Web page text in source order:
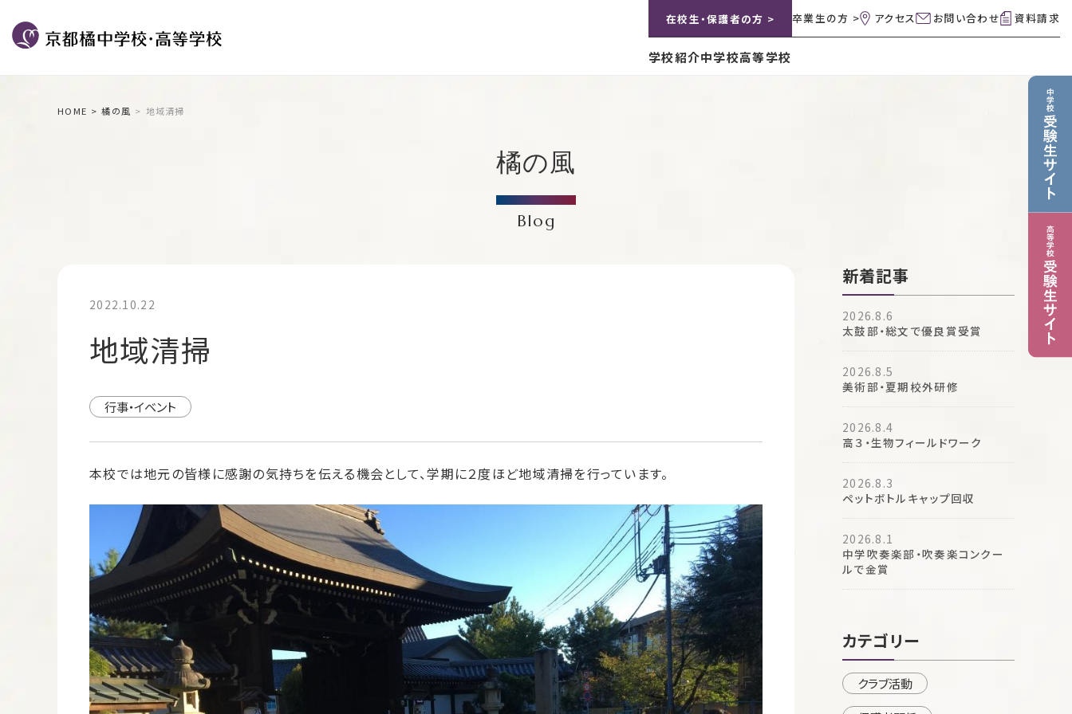
在校生・保護者の方 > 卒業生の方 > アクセス お問い合わせ 資料請求
学校紹介中学校高等学校
HOME 橘の風 地域清掃
橘の風
Blog
2022.10.22
地域清掃
行事・イベント
本校では地元の皆様に感謝の気持ちを伝える機会として、学期に２度ほど地域清掃を行っています。
新着記事
2026.8.6
太鼓部・総文で優良賞受賞
2026.8.5
美術部・夏期校外研修
2026.8.4
高３・生物フィールドワーク
2026.8.3
ペットボトルキャップ回収
2026.8.1
中学吹奏楽部・吹奏楽コンクー
ルで金賞
カテゴリー
クラブ活動